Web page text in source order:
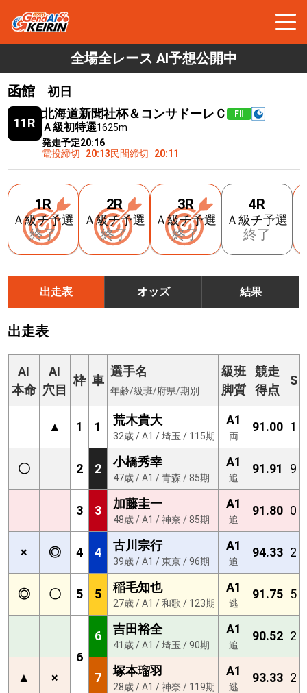
全場全レース AI予想公開中
函館
初日
11R
北海道新聞社杯＆コンサドーレＣ FⅡ
Ａ級初特選1625m
発走予定20:16
電投締切
20:13民間締切 20:11
1R
Ａ級チ予選
終了
2R
Ａ級チ予選
終了
3R
Ａ級チ予選
終了
4R
Ａ級チ予選
終了
出走表 オッズ 結果
出走表
AI
本命
AI
穴目
枠 車
選手名
年齢/級班/府県/期別
級班
脚質
競走
得点
S
▲ 1 1 荒木貴大
32歳 / A1 / 埼玉 / 115期
A1
両
91.00 1
〇 2 2 小橋秀幸
47歳 / A1 / 青森 / 85期
A1
追
91.91 9
3 3 加藤圭一
48歳 / A1 / 神奈 / 85期
A1
追
91.80 0
× ◎ 4 4 古川宗行
39歳 / A1 / 東京 / 96期
A1
追
94.33 2
◎ 〇 5 5 稲毛知也
27歳 / A1 / 和歌 / 123期
A1
逃
91.75 5
6
6 吉田裕全
41歳 / A1 / 埼玉 / 90期
A1
追
90.52 2
▲ × 7 塚本瑠羽
28歳 / A1 / 神奈 / 119期
A1
逃
93.33 2